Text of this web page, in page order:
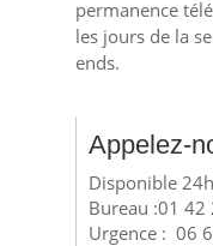
permanence
les jours de la
ends.
Appelez-
Disponible
Bureau :01 42
Urgence : 06